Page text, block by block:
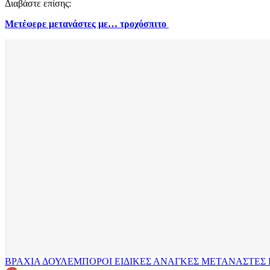
Διαβάστε επίσης:
Μετέφερε μετανάστες με… τροχόσπιτο
ΒΡΑΧΙΑ ΔΟΥΛΕΜΠΟΡΟΙ ΕΙΔΙΚΕΣ ΑΝΑΓΚΕΣ ΜΕΤΑΝΑΣΤΕΣ